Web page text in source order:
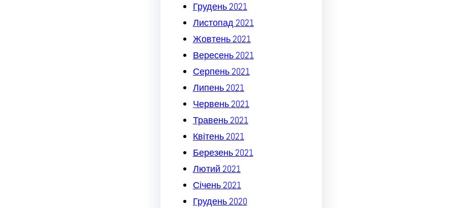
Грудень 2021
Листопад 2021
Жовтень 2021
Вересень 2021
Серпень 2021
Липень 2021
Червень 2021
Травень 2021
Квітень 2021
Березень 2021
Лютий 2021
Січень 2021
Грудень 2020